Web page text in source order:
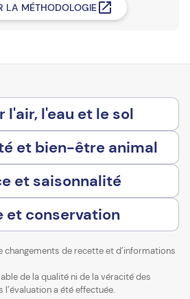
LA MÉTHODOLOGIE
l'air, l'eau et le sol
et bien-être animal
et saisonnalité
et conservation
changements de recette et d’informations
de la qualité ni de la véracité des
a été effectuée.